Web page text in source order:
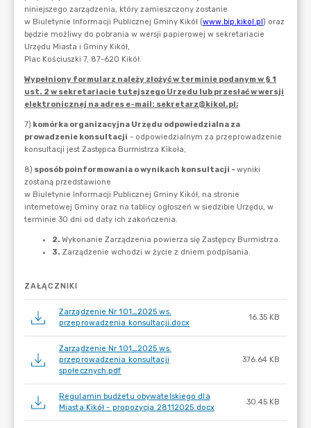
ZAŁĄCZNIKI
Zarządzenie Nr 101_2025 ws.
przeprowadzenia konsultacji.docx
16.35 KB
Zarządzenie Nr 101_2025 ws.
przeprowadzenia konsultacji
społecznych.pdf
376.64 KB
Regulamin budżetu obywatelskiego dla
Miasta Kikół - propozycja 28112025.docx
30.45 KB